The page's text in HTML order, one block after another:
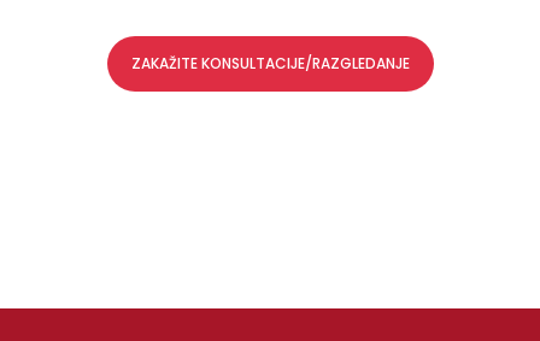
ZAKAŽITE KONSULTACIJE/RAZGLEDANJE